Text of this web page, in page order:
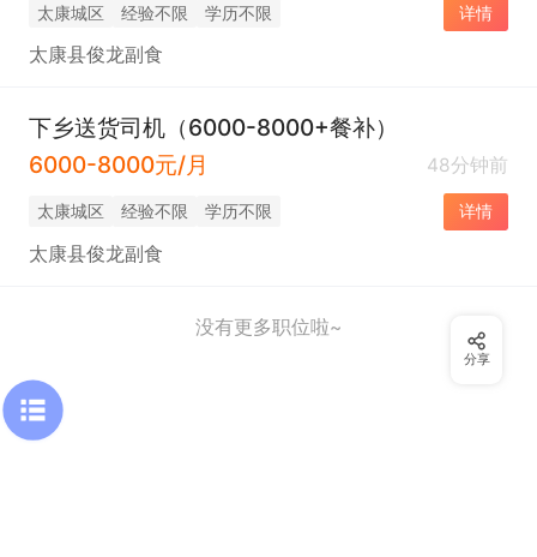
太康城区 经验不限 学历不限 详情
太康县俊龙副食
下乡送货司机（6000-8000+餐补）
6000-8000元/月
48分钟前
太康城区 经验不限 学历不限 详情
太康县俊龙副食
没有更多职位啦~
分享